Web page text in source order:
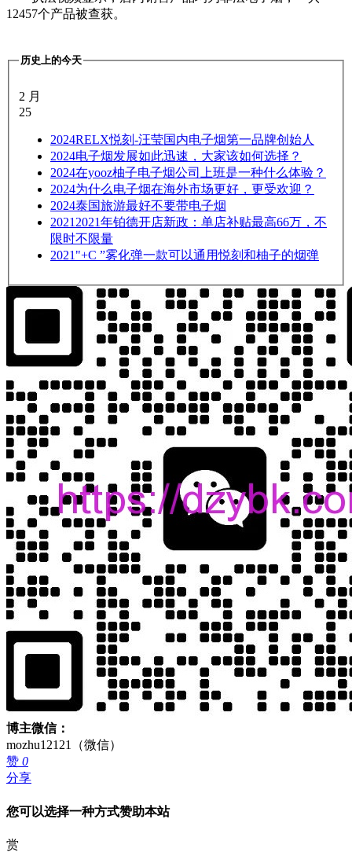
12457个产品被查获。
历史上的今天
2 月
25
2024RELX悦刻-汪莹国内电子烟第一品牌创始人
2024电子烟发展如此迅速，大家该如何选择？
2024在yooz柚子电子烟公司上班是一种什么体验？
2024为什么电子烟在海外市场更好，更受欢迎？
2024泰国旅游最好不要带电子烟
2021 2021年铂德开店新政：单店补贴最高66万，不
限时不限量
2021 "+C ”雾化弹一款可以通用悦刻和柚子的烟弹
博主微信：
mozhu12121（微信）
赞 0
分享
您可以选择一种方式赞助本站
赏